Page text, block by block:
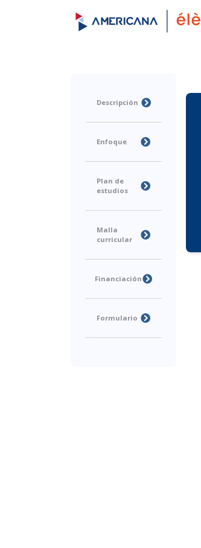
Descripción
Enfoque
Plan de
estudios
Malla
curricular
Financiación
Formulario